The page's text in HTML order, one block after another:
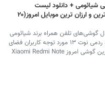
+ دانلود لیست
جدیدترین، پرفروش ترین و ارزان ترین موبایل امروز(۲۰
گوشی‌های تلفن همراه برند شیائومی
از قبیل نوت ۱۲، پوکو و ردمی نوت ۱۳ مورد توجه کاربران فضای
مجازی است. پربازدیدترین گوشی امروز Xiaomi Redmi Note